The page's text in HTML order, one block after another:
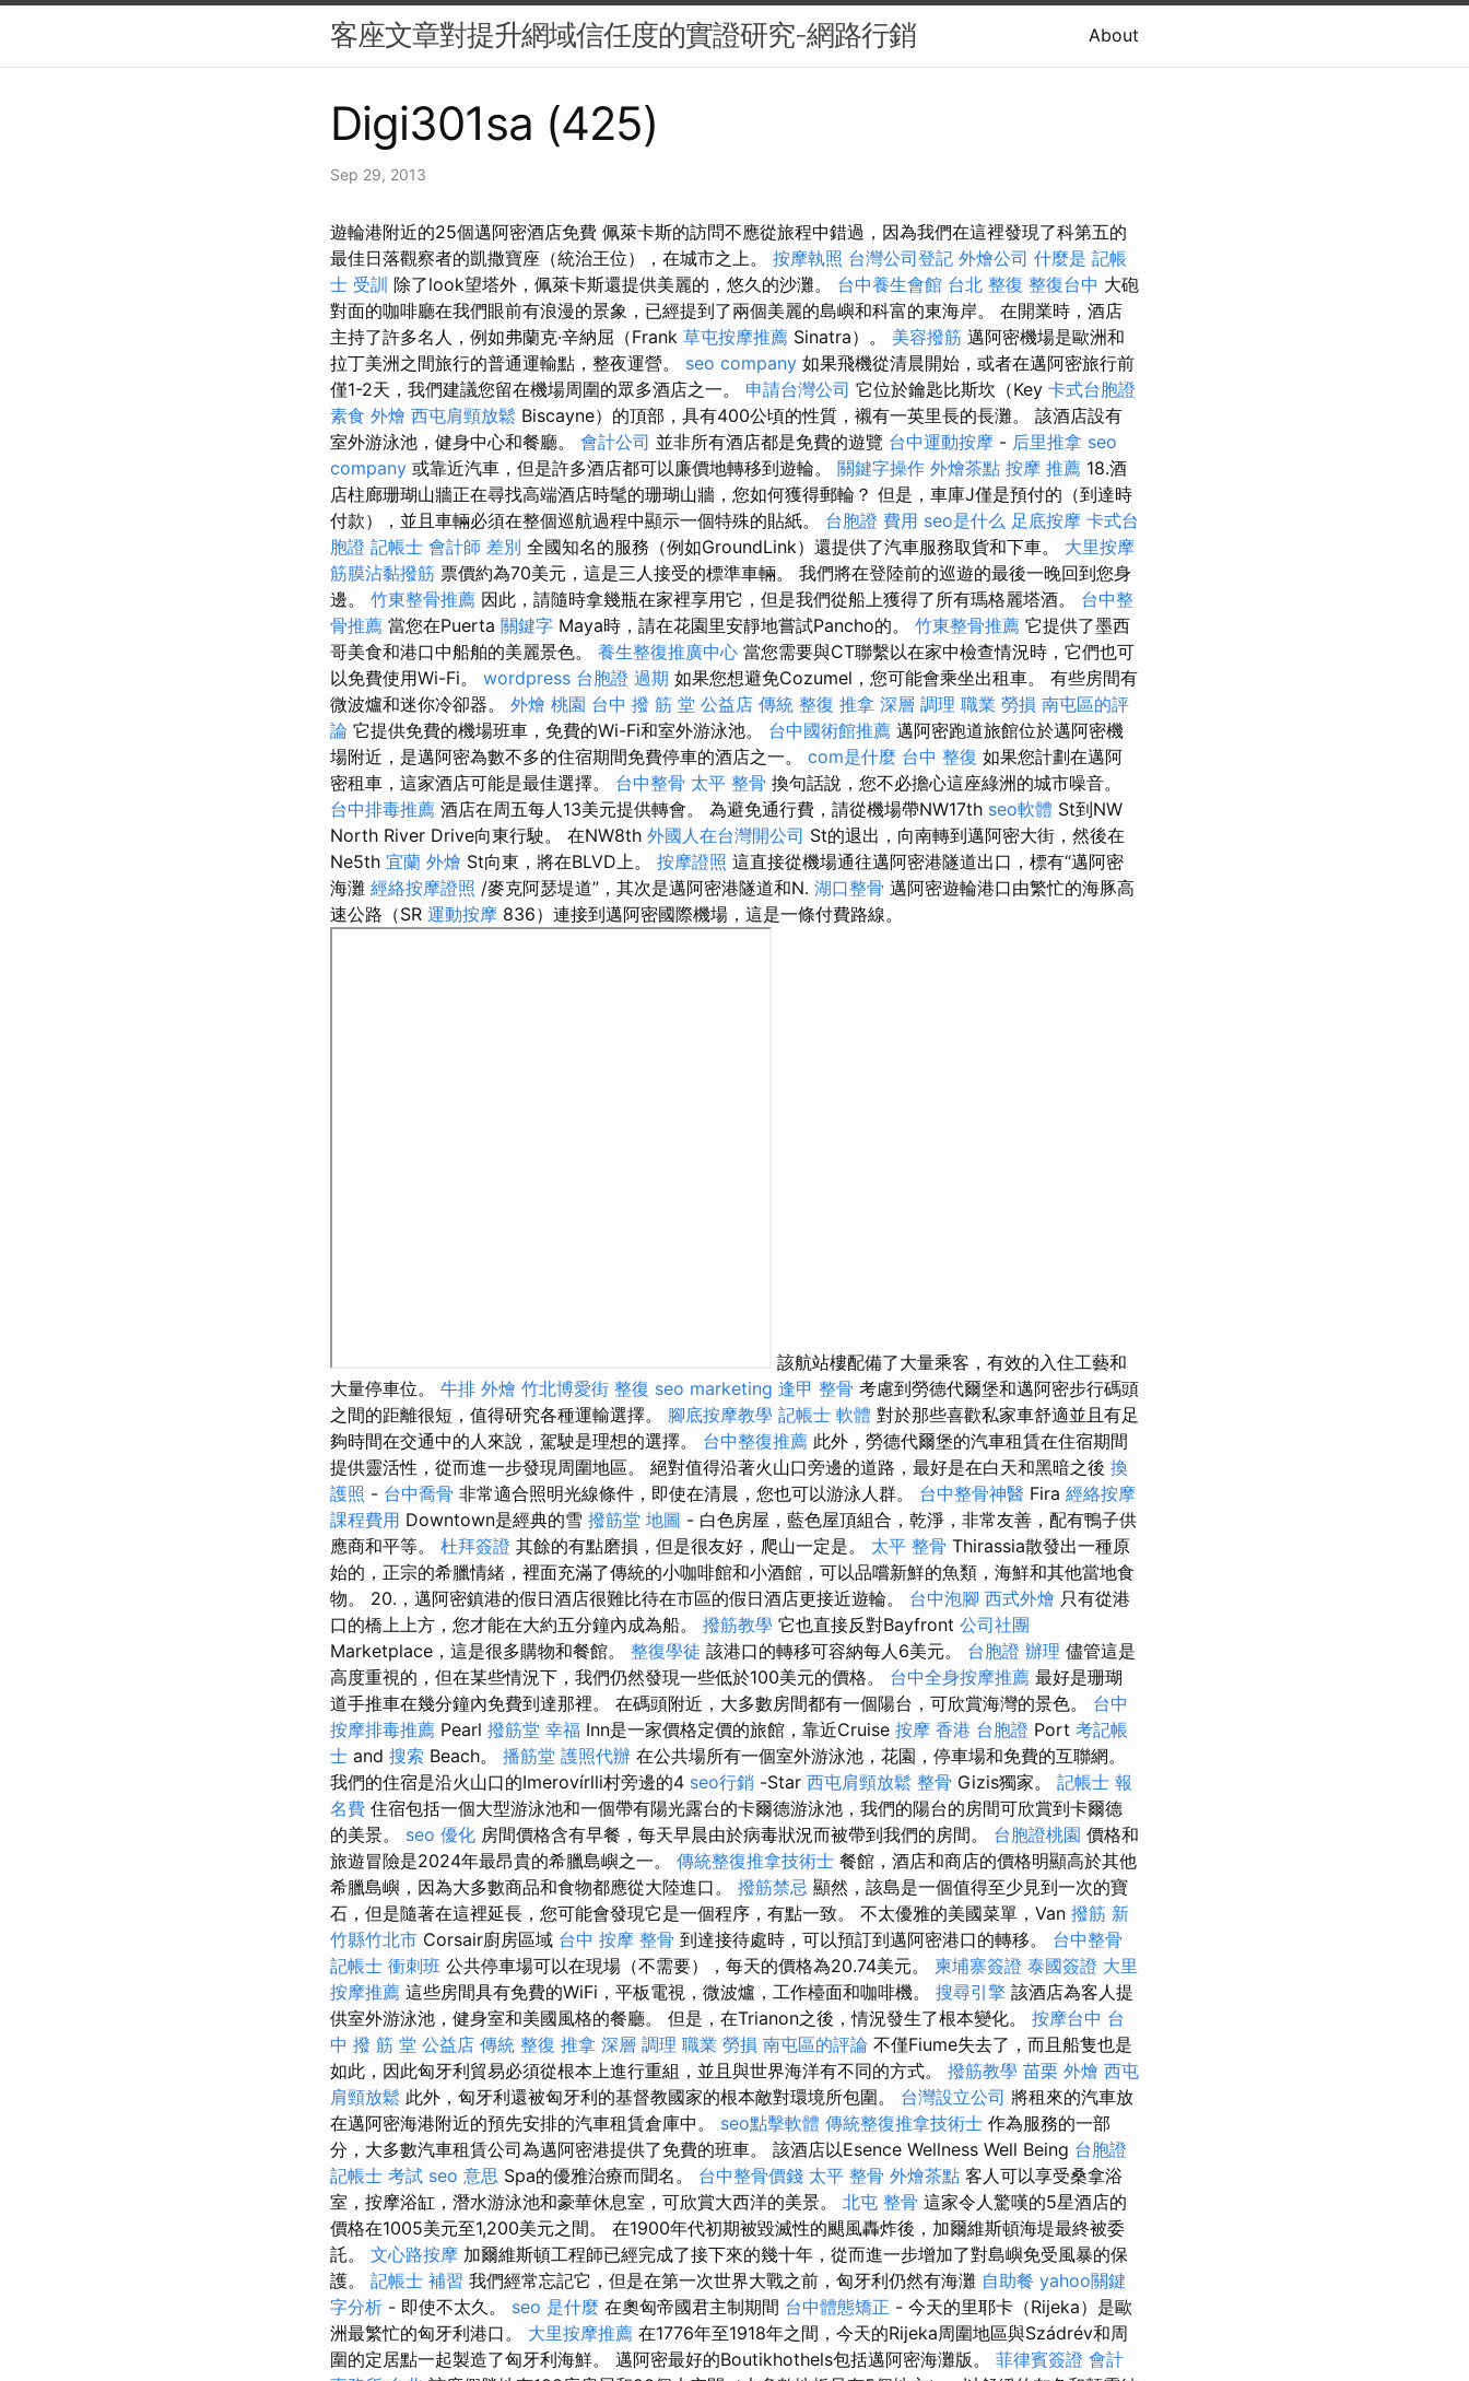
客座文章對提升網域信任度的實證研究-網路行銷 About
Digi301sa (425)
Sep 29, 2013
遊輪港附近的25個邁阿密酒店免費 佩萊卡斯的訪問不應從旅程中錯過，因為我們在這裡發現了科第五的
最佳日落觀察者的凱撒寶座（統治王位），在城市之上。 按摩執照 台灣公司登記 外燴公司 什麼是 記帳
士 受訓 除了look望塔外，佩萊卡斯還提供美麗的，悠久的沙灘。 台中養生會館 台北 整復 整復台中 大砲
對面的咖啡廳在我們眼前有浪漫的景象，已經提到了兩個美麗的島嶼和科富的東海岸。 在開業時，酒店
主持了許多名人，例如弗蘭克·辛納屈（Frank 草屯按摩推薦 Sinatra）。 美容撥筋 邁阿密機場是歐洲和
拉丁美洲之間旅行的普通運輸點，整夜運營。 seo company 如果飛機從清晨開始，或者在邁阿密旅行前
僅1-2天，我們建議您留在機場周圍的眾多酒店之一。 申請台灣公司 它位於鑰匙比斯坎（Key 卡式台胞證
素食 外燴 西屯肩頸放鬆 Biscayne）的頂部，具有400公頃的性質，襯有一英里長的長灘。 該酒店設有
室外游泳池，健身中心和餐廳。 會計公司 並非所有酒店都是免費的遊覽 台中運動按摩 - 后里推拿 seo
company 或靠近汽車，但是許多酒店都可以廉價地轉移到遊輪。 關鍵字操作 外燴茶點 按摩 推薦 18.酒
店柱廊珊瑚山牆正在尋找高端酒店時髦的珊瑚山牆，您如何獲得郵輪？ 但是，車庫J僅是預付的（到達時
付款），並且車輛必須在整個巡航過程中顯示一個特殊的貼紙。 台胞證 費用 seo是什么 足底按摩 卡式台
胞證 記帳士 會計師 差別 全國知名的服務（例如GroundLink）還提供了汽車服務取貨和下車。 大里按摩
筋膜沾黏撥筋 票價約為70美元，這是三人接受的標準車輛。 我們將在登陸前的巡遊的最後一晚回到您身
邊。 竹東整骨推薦 因此，請隨時拿幾瓶在家裡享用它，但是我們從船上獲得了所有瑪格麗塔酒。 台中整
骨推薦 當您在Puerta 關鍵字 Maya時，請在花園里安靜地嘗試Pancho的。 竹東整骨推薦 它提供了墨西
哥美食和港口中船舶的美麗景色。 養生整復推廣中心 當您需要與CT聯繫以在家中檢查情況時，它們也可
以免費使用Wi-Fi。 wordpress 台胞證 過期 如果您想避免Cozumel，您可能會乘坐出租車。 有些房間有
微波爐和迷你冷卻器。 外燴 桃園 台中 撥 筋 堂 公益店 傳統 整復 推拿 深層 調理 職業 勞損 南屯區的評
論 它提供免費的機場班車，免費的Wi-Fi和室外游泳池。 台中國術館推薦 邁阿密跑道旅館位於邁阿密機
場附近，是邁阿密為數不多的住宿期間免費停車的酒店之一。 com是什麼 台中 整復 如果您計劃在邁阿
密租車，這家酒店可能是最佳選擇。 台中整骨 太平 整骨 換句話說，您不必擔心這座綠洲的城市噪音。
台中排毒推薦 酒店在周五每人13美元提供轉會。 為避免通行費，請從機場帶NW17th seo軟體 St到NW
North River Drive向東行駛。 在NW8th 外國人在台灣開公司 St的退出，向南轉到邁阿密大街，然後在
Ne5th 宜蘭 外燴 St向東，將在BLVD上。 按摩證照 這直接從機場通往邁阿密港隧道出口，標有“邁阿密
海灘 經絡按摩證照 /麥克阿瑟堤道”，其次是邁阿密港隧道和N. 湖口整骨 邁阿密遊輪港口由繁忙的海豚高
速公路（SR 運動按摩 836）連接到邁阿密國際機場，這是一條付費路線。
該航站樓配備了大量乘客，有效的入住工藝和
大量停車位。 牛排 外燴 竹北博愛街 整復 seo marketing 逢甲 整骨 考慮到勞德代爾堡和邁阿密步行碼頭
之間的距離很短，值得研究各種運輸選擇。 腳底按摩教學 記帳士 軟體 對於那些喜歡私家車舒適並且有足
夠時間在交通中的人來說，駕駛是理想的選擇。 台中整復推薦 此外，勞德代爾堡的汽車租賃在住宿期間
提供靈活性，從而進一步發現周圍地區。 絕對值得沿著火山口旁邊的道路，最好是在白天和黑暗之後 換
護照 - 台中喬骨 非常適合照明光線條件，即使在清晨，您也可以游泳人群。 台中整骨神醫 Fira 經絡按摩
課程費用 Downtown是經典的雪 撥筋堂 地圖 - 白色房屋，藍色屋頂組合，乾淨，非常友善，配有鴨子供
應商和平等。 杜拜簽證 其餘的有點磨損，但是很友好，爬山一定是。 太平 整骨 Thirassia散發出一種原
始的，正宗的希臘情緒，裡面充滿了傳統的小咖啡館和小酒館，可以品嚐新鮮的魚類，海鮮和其他當地食
物。 20.，邁阿密鎮港的假日酒店很難比待在市區的假日酒店更接近遊輪。 台中泡腳 西式外燴 只有從港
口的橋上上方，您才能在大約五分鐘內成為船。 撥筋教學 它也直接反對Bayfront 公司社團
Marketplace，這是很多購物和餐館。 整復學徒 該港口的轉移可容納每人6美元。 台胞證 辦理 儘管這是
高度重視的，但在某些情況下，我們仍然發現一些低於100美元的價格。 台中全身按摩推薦 最好是珊瑚
道手推車在幾分鐘內免費到達那裡。 在碼頭附近，大多數房間都有一個陽台，可欣賞海灣的景色。 台中
按摩排毒推薦 Pearl 撥筋堂 幸福 Inn是一家價格定價的旅館，靠近Cruise 按摩 香港 台胞證 Port 考記帳
士 and 搜索 Beach。 播筋堂 護照代辦 在公共場所有一個室外游泳池，花園，停車場和免費的互聯網。
我們的住宿是沿火山口的Imerovírlli村旁邊的4 seo行銷 -Star 西屯肩頸放鬆 整骨 Gizis獨家。 記帳士 報
名費 住宿包括一個大型游泳池和一個帶有陽光露台的卡爾德游泳池，我們的陽台的房間可欣賞到卡爾德
的美景。 seo 優化 房間價格含有早餐，每天早晨由於病毒狀況而被帶到我們的房間。 台胞證桃園 價格和
旅遊冒險是2024年最昂貴的希臘島嶼之一。 傳統整復推拿技術士 餐館，酒店和商店的價格明顯高於其他
希臘島嶼，因為大多數商品和食物都應從大陸進口。 撥筋禁忌 顯然，該島是一個值得至少見到一次的寶
石，但是隨著在這裡延長，您可能會發現它是一個程序，有點一致。 不太優雅的美國菜單，Van 撥筋 新
竹縣竹北市 Corsair廚房區域 台中 按摩 整骨 到達接待處時，可以預訂到邁阿密港口的轉移。 台中整骨
記帳士 衝刺班 公共停車場可以在現場（不需要），每天的價格為20.74美元。 柬埔寨簽證 泰國簽證 大里
按摩推薦 這些房間具有免費的WiFi，平板電視，微波爐，工作檯面和咖啡機。 搜尋引擎 該酒店為客人提
供室外游泳池，健身室和美國風格的餐廳。 但是，在Trianon之後，情況發生了根本變化。 按摩台中 台
中 撥 筋 堂 公益店 傳統 整復 推拿 深層 調理 職業 勞損 南屯區的評論 不僅Fiume失去了，而且船隻也是
如此，因此匈牙利貿易必須從根本上進行重組，並且與世界海洋有不同的方式。 撥筋教學 苗栗 外燴 西屯
肩頸放鬆 此外，匈牙利還被匈牙利的基督教國家的根本敵對環境所包圍。 台灣設立公司 將租來的汽車放
在邁阿密海港附近的預先安排的汽車租賃倉庫中。 seo點擊軟體 傳統整復推拿技術士 作為服務的一部
分，大多數汽車租賃公司為邁阿密港提供了免費的班車。 該酒店以Esence Wellness Well Being 台胞證
記帳士 考試 seo 意思 Spa的優雅治療而聞名。 台中整骨價錢 太平 整骨 外燴茶點 客人可以享受桑拿浴
室，按摩浴缸，潛水游泳池和豪華休息室，可欣賞大西洋的美景。 北屯 整骨 這家令人驚嘆的5星酒店的
價格在1005美元至1,200美元之間。 在1900年代初期被毀滅性的颶風轟炸後，加爾維斯頓海堤最終被委
託。 文心路按摩 加爾維斯頓工程師已經完成了接下來的幾十年，從而進一步增加了對島嶼免受風暴的保
護。 記帳士 補習 我們經常忘記它，但是在第一次世界大戰之前，匈牙利仍然有海灘 自助餐 yahoo關鍵
字分析 - 即使不太久。 seo 是什麼 在奧匈帝國君主制期間 台中體態矯正 - 今天的里耶卡（Rijeka）是歐
洲最繁忙的匈牙利港口。 大里按摩推薦 在1776年至1918年之間，今天的Rijeka周圍地區與Szádrév和周
圍的定居點一起製造了匈牙利海鮮。 邁阿密最好的Boutikhothels包括邁阿密海灘版。 菲律賓簽證 會計